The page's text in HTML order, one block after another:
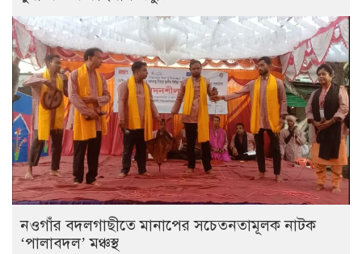
নওগাঁর বদলগাছীতে মানাপের সচেতনতামূলক নাটক
‘পালাবদল’ মঞ্চস্থ